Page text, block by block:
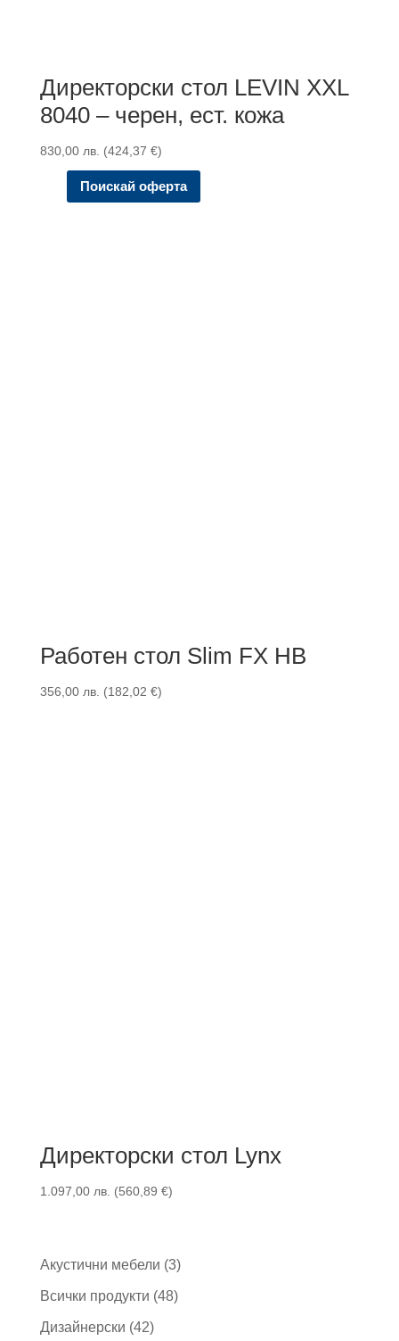
Директорски стол LEVIN XXL
8040 – черен, ест. кожа
830,00 лв. (424,37 €)
Поискай оферта
Работен стол Slim FX HB
356,00 лв. (182,02 €)
Директорски стол Lynx
1.097,00 лв. (560,89 €)
Акустични мебели 33
продукта
Всички продукти 4848
Дизайнерски 4242